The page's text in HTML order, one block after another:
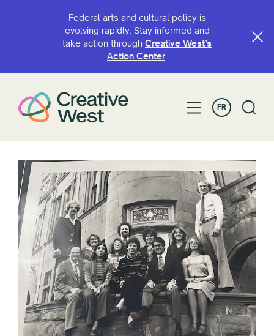
Federal arts and cultural policy is
evolving rapidly. Stay informed and
take action through Creative West’s
Action Center.
FR